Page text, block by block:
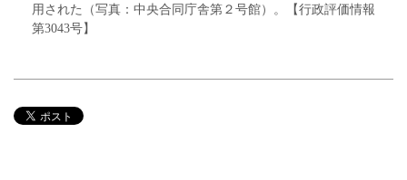
用された（写真：中央合同庁舎第２号館）。【行政評価情報
第3043号】